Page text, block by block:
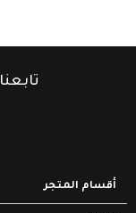
أقسام المتجر